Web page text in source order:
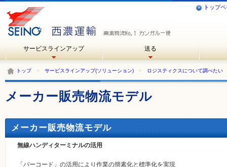
トップ
サービスラインアップ 送る
トップ> サービスラインアップ(ソリューション) > ロジスティクスについて調べたい
メーカー販売物流モデル
メーカー販売物流モデル
無線ハンディターミナルの活用
「バーコード」の活用により作業の簡素化と標準化を実現